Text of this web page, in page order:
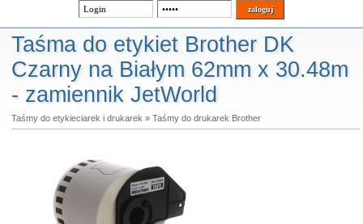
Taśma do etykiet Brother DK
Czarny na Białym 62mm x 30.48m
- zamiennik JetWorld
Taśmy do etykieciarek i drukarek » Taśmy do drukarek Brother